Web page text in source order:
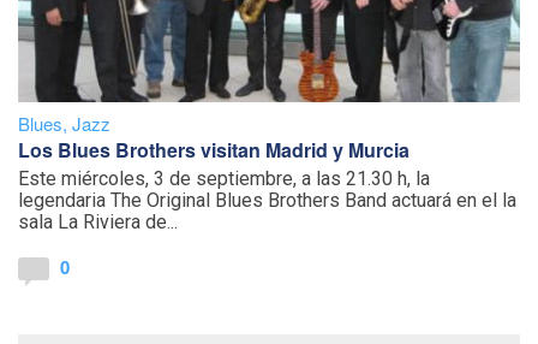
Blues, Jazz
Los Blues Brothers visitan Madrid y Murcia
Este miércoles, 3 de septiembre, a las 21.30 h, la
legendaria The Original Blues Brothers Band actuará en el la
sala La Riviera de...
0